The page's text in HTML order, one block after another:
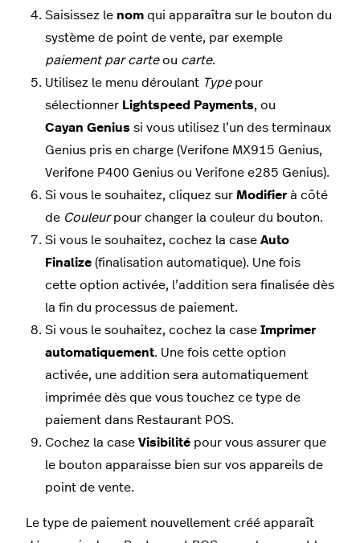
Saisissez le nom qui apparaîtra sur le bouton du
système de point de vente, par exemple
paiement par carteou carte.
Utilisez le menu déroulant Typepour
sélectionner Lightspeed Payments, ou
Cayan Genius si vous utilisez l’un des terminaux
Genius pris en charge (Verifone MX915 Genius,
Verifone P400 Genius ou Verifone e285 Genius).
Si vous le souhaitez, cliquez sur Modifierà côté
de Couleurpour changer la couleur du bouton.
Si vous le souhaitez, cochez la case Auto
Finalize (finalisation automatique). Une fois
cette option activée, l’addition sera finalisée dès
la fin du processus de paiement.
Si vous le souhaitez, cochez la case Imprimer
automatiquement. Une fois cette option
activée, une addition sera automatiquement
imprimée dès que vous touchez ce type de
paiement dans Restaurant POS.
Cochez la case Visibilité pour vous assurer que
le bouton apparaisse bien sur vos appareils de
point de vente.
Le type de paiement nouvellement créé apparaît